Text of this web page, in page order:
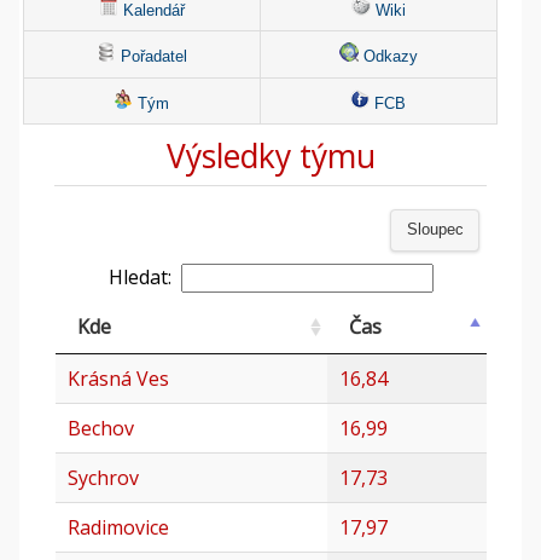
Kalendář Wiki
Pořadatel Odkazy
Tým FCB
Výsledky týmu
Sloupec
Hledat:
Kde
Čas
Krásná Ves
16,84
Bechov
16,99
Sychrov
17,73
Radimovice
17,97